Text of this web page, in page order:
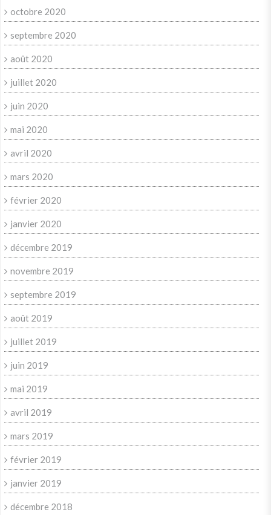
octobre 2020
septembre 2020
août 2020
juillet 2020
juin 2020
mai 2020
avril 2020
mars 2020
février 2020
janvier 2020
décembre 2019
novembre 2019
septembre 2019
août 2019
juillet 2019
juin 2019
mai 2019
avril 2019
mars 2019
février 2019
janvier 2019
décembre 2018